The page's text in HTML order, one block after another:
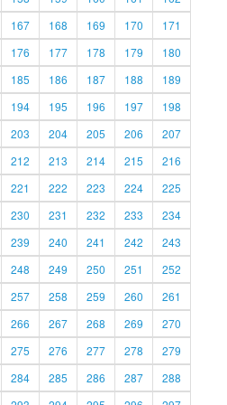
167 168 169 170
171
176 177 178 179
180
185 186 187 188
189
194 195 196 197
198
203 204 205 206
207
212 213 214 215
216
221 222 223 224
225
230 231 232 233
234
239 240 241 242
243
248 249 250 251
252
257 258 259 260
261
266 267 268 269
270
275 276 277 278
279
284 285 286 287
288